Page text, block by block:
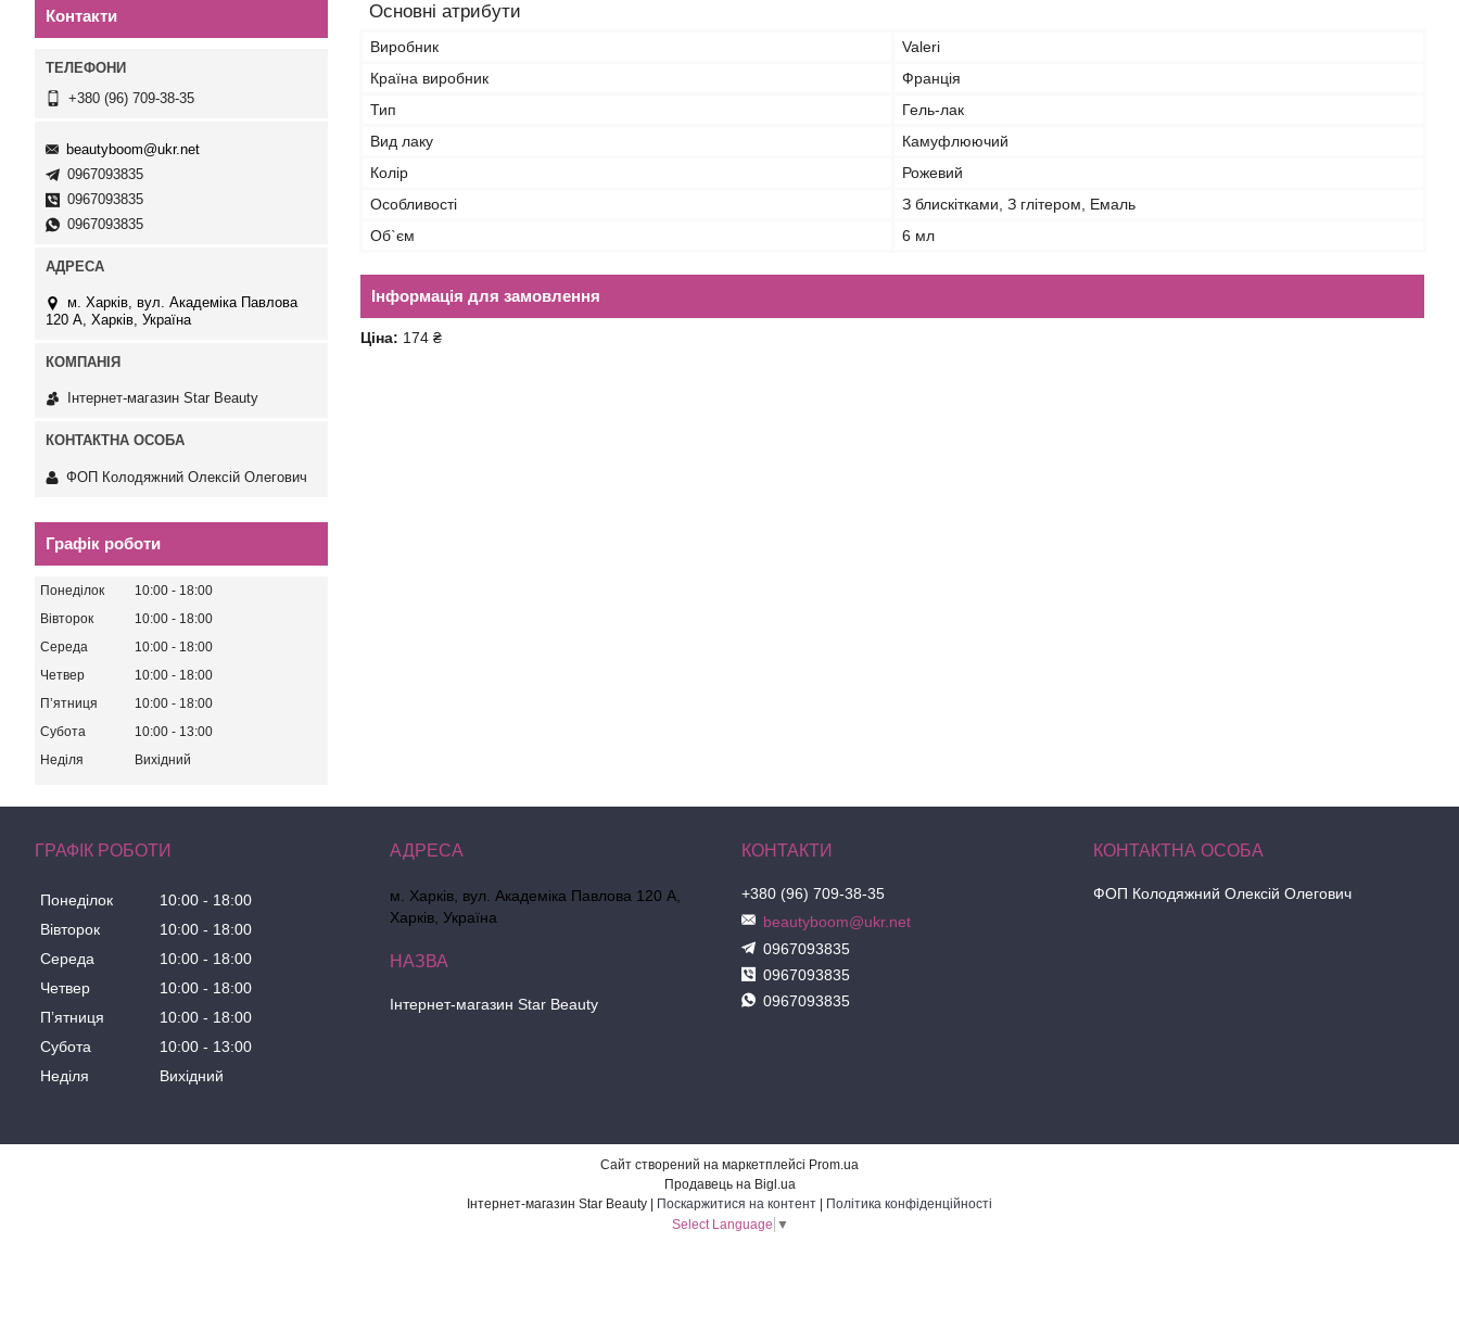
Основні атрибути
Виробник
Valeri
Країна виробник
Франція
Тип
Гель-лак
Вид лаку
Камуфлюючий
Колір
Рожевий
Особливості
З блискітками, З глітером, Емаль
Об`єм
6 мл
Інформація для замовлення
Ціна: 174 ₴
Контакти
+380 (96) 709-38-35
beautyboom@ukr.net
0967093835
0967093835
0967093835
м. Харків, вул. Академіка Павлова
120 А, Харків, Україна
Інтернет-магазин Star Beauty
ФОП Колодяжний Олексій Олегович
Графік роботи
Понеділок 10:00
18:00
Вівторок
10:00
18:00
Середа
10:00
18:00
Четвер
10:00
18:00
Пʼятниця
10:00
18:00
Субота
10:00
13:00
Неділя
Вихідний
ГРАФІК РОБОТИ
Понеділок 10:00
18:00
Вівторок
10:00
18:00
Середа
10:00
18:00
Четвер
10:00
18:00
Пʼятниця
10:00
18:00
Субота
10:00
13:00
Неділя
Вихідний
м. Харків, вул. Академіка Павлова 120 А,
Харків, Україна
Інтернет-магазин Star Beauty
+380 (96) 709-38-35
beautyboom@ukr.net
0967093835
0967093835
0967093835
ФОП Колодяжний Олексій Олегович
Сайт створений на маркетплейсі Prom.ua
Продавець на Bigl.ua
Інтернет-магазин Star Beauty | Поскаржитися на контент | Політика конфіденційності
Select Language ▼